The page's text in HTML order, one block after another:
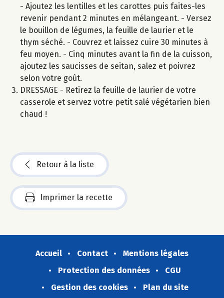
- Ajoutez les lentilles et les carottes puis faites-les
revenir pendant 2 minutes en mélangeant. - Versez
le bouillon de légumes, la feuille de laurier et le
thym séché. - Couvrez et laissez cuire 30 minutes à
feu moyen. - Cinq minutes avant la fin de la cuisson,
ajoutez les saucisses de seitan, salez et poivrez
selon votre goût.
DRESSAGE - Retirez la feuille de laurier de votre
casserole et servez votre petit salé végétarien bien
chaud !
Retour à la liste
Imprimer la recette
Accueil Contact
Mentions légales
Protection des données
CGU
Gestion des cookies
Plan du site